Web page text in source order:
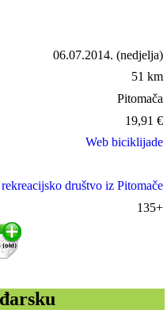
06.07.2014. (nedjelja)
51 km
Pitomača
19,91 €
Web biciklijade
društvo iz Pitomače
135+